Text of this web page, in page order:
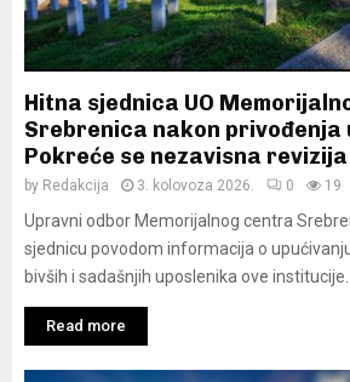
Hitna sjednica UO
Srebrenica nakon privođenja
Pokreće se nezavisna revizija
by Redakcija 3. kolovoza 2026. 0 19
Upravni odbor Memorijalnog centra
sjednicu povodom informacija o
bivših i sadašnjih uposlenika ove
Read more